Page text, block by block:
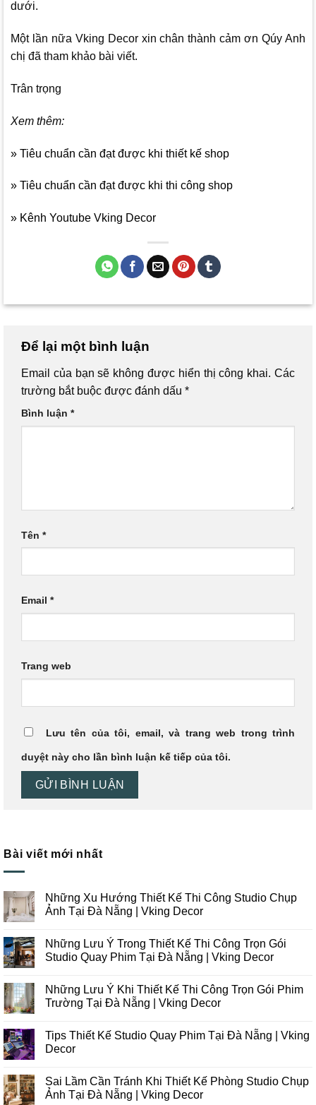
dưới.
Một lần nữa Vking Decorxin chân thành cảm ơn Qúy Anh
chị đã tham khảo bài viết.
Trân trọng
Xem thêm:
» Tiêu chuẩn cần đạt được khi thiết kế shop
» Tiêu chuẩn cần đạt được khi thi công shop
» Kênh Youtube Vking Decor
Để lại một bình luận
Email của bạn sẽ không được hiển thị công khai. Các
trường bắt buộc được đánh dấu *
Bình luận *
Tên *
Email *
Trang web
Lưu tên của tôi, email, và trang web trong trình
duyệt này cho lần bình luận kế tiếp của tôi.
Bài viết mới nhất
Những Xu Hướng Thiết Kế Thi Công Studio Chụp
Ảnh Tại Đà Nẵng | Vking Decor
bình
luận
ở
Hướng
Thiết
Kế
Studio
Chụp
Ảnh
Nẵng
Vking
Những Lưu Ý Trong Thiết Kế Thi Công Trọn Gói
Studio Quay Phim Tại Đà Nẵng | Vking Decor
bình
luận
ở
Ý
Trong
Thiết
Công
Trọn
Gói
Những Lưu Ý Khi Thiết Kế Thi Công Trọn Gói Phim
Trường Tại Đà Nẵng | Vking Decor
bình
luận
ở
Ý
Khi
Thiết
Tips Thiết Kế Studio Quay Phim Tại Đà Nẵng | Vking
Decor
bình
luận
ở
Sai Lầm Cần Tránh Khi Thiết Kế Phòng Studio Chụp
Ảnh Tại Đà Nẵng | Vking Decor